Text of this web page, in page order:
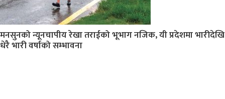
मनसुनको न्यूनचापीय रेखा तराईको भूभाग नजिक, यी प्रदेशमा भारीदेखि
धेरै भारी वर्षाको सम्भावना